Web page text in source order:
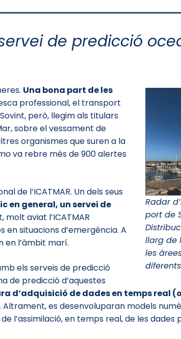
de predicció
Radar
port de
llarg de
les
Una bona part de les
professional, el transport
però, llegim als titulars
sobre el vessament de
organismes que suren a la
va rebre més de 900 alertes
de l’ICATMAR. Un dels seus
en general, un servei de
molt aviat l’ICATMAR
situacions d’emergència. A
en l’àmbit marí.
els serveis de predicció
de predicció d’aquestes
d’adquisició de dades en temps real
. Altrament, es desenvoluparan models
l’assimilació, en temps real, de les